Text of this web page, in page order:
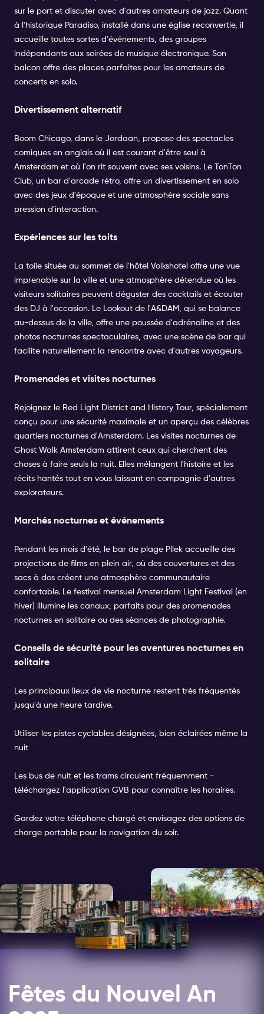
sur le port et discuter avec d'autres amateurs de jazz. Quant
à l'historique Paradiso, installé dans une église reconvertie, il
accueille toutes sortes d'événements, des groupes
indépendants aux soirées de musique électronique. Son
balcon offre des places parfaites pour les amateurs de
concerts en solo.
Divertissement alternatif
Boom Chicago, dans le Jordaan, propose des spectacles
comiques en anglais où il est courant d'être seul à
Amsterdam et où l'on rit souvent avec ses voisins. Le TonTon
Club, un bar d'arcade rétro, offre un divertissement en solo
avec des jeux d'époque et une atmosphère sociale sans
pression d'interaction.
Expériences sur les toits
La toile située au sommet de l' hôtel Volkshotel offre une vue
imprenable sur la ville et une atmosphère détendue où les
visiteurs solitaires peuvent déguster des cocktails et écouter
des DJ à l'occasion. Le Lookout de l'A&DAM , qui se balance
au-dessus de la ville, offre une poussée d'adrénaline et des
photos nocturnes spectaculaires, avec une scène de bar qui
facilite naturellement la rencontre avec d'autres voyageurs.
Promenades et visites nocturnes
Rejoignez le Red Light District and History Tour, spécialement
conçu pour une sécurité maximale et un aperçu des célèbres
quartiers nocturnes d'Amsterdam. Les visites nocturnes de
Ghost Walk Amsterdam attirent ceux qui cherchent des
choses à faire seuls la nuit. Elles mélangent l'histoire et les
récits hantés tout en vous laissant en compagnie d'autres
explorateurs.
Marchés nocturnes et événements
Pendant les mois d'été, le bar de plage Pllek accueille des
projections de films en plein air, où des couvertures et des
sacs à dos créent une atmosphère communautaire
confortable. Le festival mensuel Amsterdam Light Festival (en
hiver) illumine les canaux, parfaits pour des promenades
nocturnes en solitaire ou des séances de photographie.
Conseils de sécurité pour les aventures nocturnes en
solitaire
Les principaux lieux de vie nocturne restent très fréquentés
jusqu'à une heure tardive.
Utiliser les pistes cyclables désignées, bien éclairées même la
nuit
Les bus de nuit et les trams circulent fréquemment -
téléchargez l'application GVB pour connaître les horaires.
Gardez votre téléphone chargé et envisagez des options de
charge portable pour la navigation du soir.
Fêtes du Nouvel An